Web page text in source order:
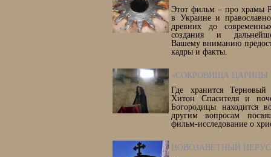
Этот фильм – про храмы
в Украине и
древних до
создания и
Вашему вниманию
кадры и факты.
«СОКРОВИЩА ЦАРИЦЫ
Где хранится
Хитон Спасителя и
Богородицы находится
другим вопросам
фильм-исследование о
НОВОЗАВЕТНЫЙ